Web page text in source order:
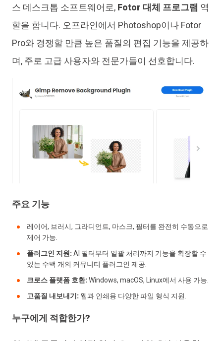
스 데스크톱 소프트웨어로, Fotor 대체 프로그램 역
할을 합니다. 오프라인에서 Photoshop이나 Fotor
Pro와 경쟁할 만큼 높은 품질의 편집 기능을 제공하
며, 주로 고급 사용자와 전문가들이 선호합니다.
주요 기능
레이어, 브러시, 그라디언트, 마스크, 필터를 완전히 수동으로
제어 가능.
플러그인 지원:AI 필터부터 일괄 처리까지 기능을 확장할 수
있는 수백 개의 커뮤니티 플러그인 제공.
크로스 플랫폼 호환:Windows, macOS, Linux에서 사용 가능.
고품질 내보내기: 웹과 인쇄용 다양한 파일 형식 지원.
누구에게 적합한가?